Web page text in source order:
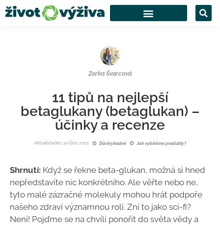
Zorka Švarcová
11 tipů na nejlepší
betaglukany (betaglukan) –
účinky a recenze
Aktualizováno: 14 října, 2025 Důvěryhodné Jak vybíráme produkty?
Shrnutí: Když se řekne beta-glukan, možná si hned
nepředstavíte nic konkrétního. Ale věřte nebo ne,
tyto malé zázračné molekuly mohou hrát podpoře
našeho zdraví významnou roli. Zní to jako sci-fi?
Není! Pojďme se na chvíli ponořit do světa vědy a